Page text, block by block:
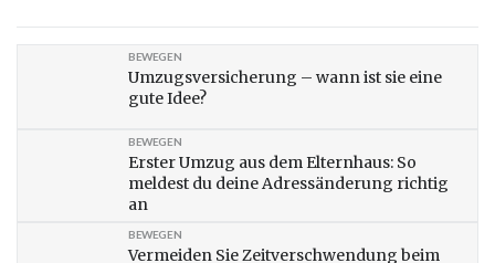
Umzugsversicherung – wann ist sie eine
gute Idee?
BEWEGEN
Erster Umzug aus dem Elternhaus: So
meldest du deine Adressänderung richtig
an
BEWEGEN
Vermeiden Sie Zeitverschwendung beim
BEWEGEN